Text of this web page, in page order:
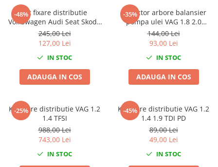
Nissan
Opel
Saab
Seat
Suzuki
Universale
Volkswagen
Scule pentru tinichigerie
-48%Kit fixare distributie
Volkswagen Audi Seat Skoda
1.4 TSI TFSI
245,00 Lei
127,00 Lei
IN STOC
ADAUGA IN COS
-35%
Extractor arbore balansier
pompa ulei VAG 1.8 2.0
TSI/TFSI
144,00 Lei
93,00 Lei
IN STOC
ADAUGA IN COS
-25%
Kit fixare distributie VAG 1.2
1.4 TFSI
988,00 Lei
743,00 Lei
IN STOC
-45%
Kit fixare distributie VAG 1.2
1.4 1.9 TDI PD
89,00 Lei
49,00 Lei
IN STOC